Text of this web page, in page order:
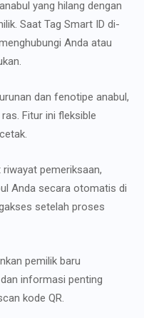
yang hilang dengan
Saat Tag Smart ID di-
Anda atau
dan fenotipe anabul,
Fitur ini fleksible
pemeriksaan,
Anda secara otomatis di
setelah proses
pemilik baru
informasi penting
kode QR.